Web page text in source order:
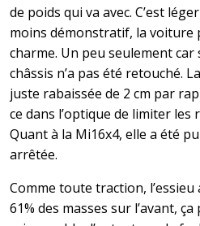
de poids qui va avec. C’est
moins démonstratif, la voiture
charme. Un peu seulement
châssis n’a pas été retouché.
juste rabaissée de 2 cm par
ce dans l’optique de limiter les
Quant à la Mi16x4, elle a été
arrêtée.
Comme toute traction, l’essieu
61% des masses sur l’avant,